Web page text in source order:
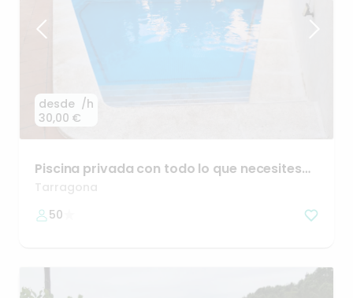
desde
30,00 €
/h
Piscina privada con todo lo que necesites–
hasta
15 personas
Tarragona
50